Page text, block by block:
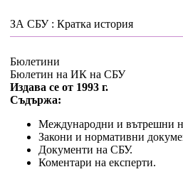
ЗА СБУ : Кратка история
Бюлетини
Бюлетин на ИК на СБУ
Издава се от 1993 г.
Съдържа:
Международни и вътрешни
Закони и нормативни
Документи на СБУ.
Коментари на експерти.